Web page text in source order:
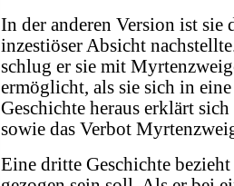
In der anderen Version ist sie
inzestiöser Absicht
schlug er sie mit
ermöglicht, als sie sich in
Geschichte heraus erklärt
sowie das Verbot
Eine dritte Geschichte